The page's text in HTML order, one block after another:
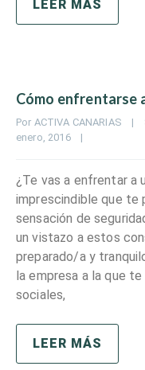
LEER MÁS
Cómo enfrentarse
Por ACTIVA CANARIAS |
enero, 2016 |
¿Te vas a enfrentar a
imprescindible que te
sensación de
un vistazo a estos
preparado/a y
la empresa a la que
sociales,
LEER MÁS